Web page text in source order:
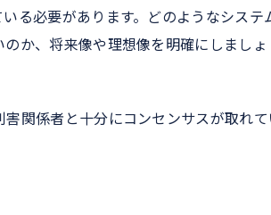
る必要があります。どのようなシステ
か、将来像や理想像を明確にしましょ
関係者と十分にコンセンサスが取れて